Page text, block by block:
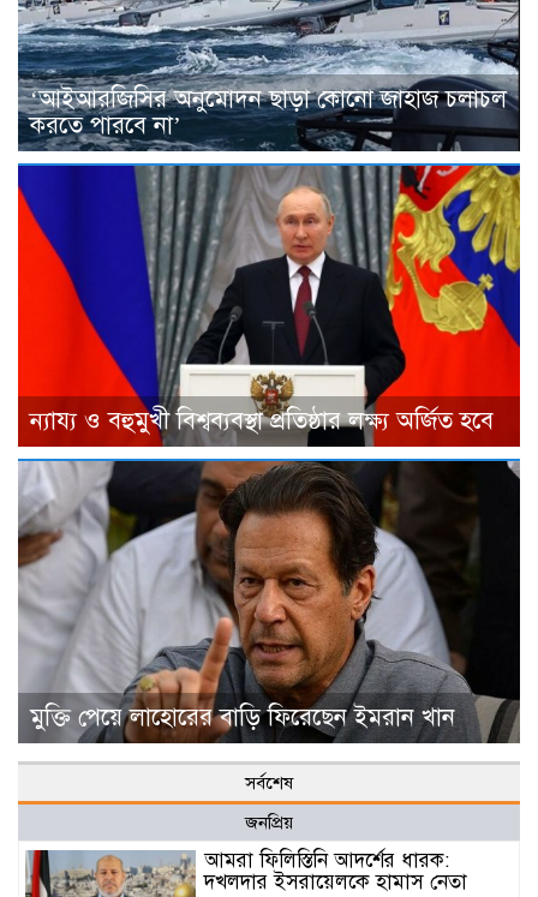
‘আইআরজিসির অনুমোদন ছাড়া কোনো জাহাজ চলাচল
করতে পারবে না’
ন্যায্য ও বহুমুখী বিশ্বব্যবস্থা প্রতিষ্ঠার লক্ষ্য অর্জিত হবে
মুক্তি পেয়ে লাহোরের বাড়ি ফিরেছেন ইমরান খান
সর্বশেষ
জনপ্রিয়
আমরা ফিলিস্তিনি আদর্শের ধারক:
দখলদার ইসরায়েলকে হামাস নেতা